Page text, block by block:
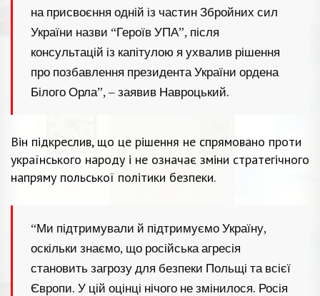
на присвоєння одній із частин Збройних сил
України назви “Героїв УПА”, після
консультацій із капітулою я ухвалив рішення
про позбавлення президента України ордена
Білого Орла”, – заявив Навроцький.
Він підкреслив, що це рішення не спрямовано проти
українського народу і не означає зміни стратегічного
напряму польської політики безпеки.
“Ми підтримували й підтримуємо Україну,
оскільки знаємо, що російська агресія
становить загрозу для безпеки Польщі та всієї
Європи. У цій оцінці нічого не змінилося. Росія